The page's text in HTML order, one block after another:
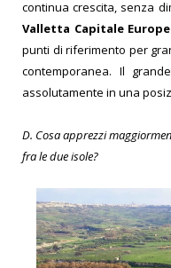
continua crescita, senza
Valletta Capitale
punti di riferimento per
contemporanea. Il
assolutamente in una
D. Cosa apprezzi
fra le due isole?